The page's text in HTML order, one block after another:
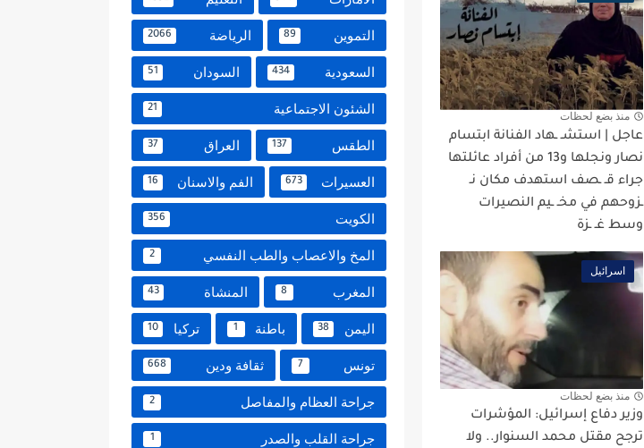
منذ بضع لحظات
عاجل | استشـ ـهاد الفنانة ابتسام
نصار ونجلها و13 من أفراد عائلتها
جراء قـ ـصف استهدف مكان نـ
ـزوحهم في مخـ ـيم النصيرات
وسط غـ ـزة
اسرائيل
منذ بضع لحظات
وزير دفاع إسرائيل: المؤشرات
ترجح مقتل محمد السنوار.. ولا
التموين 89 الرياضة 2066
السعودية 434 السودان 51
الشئون الاجتماعية 21
الطقس 137 العراق 37
العسيرات 673 الفم والاسنان 16
الكويت 356
المخ والاعصاب والطب النفسي 2
المغرب 8 المنشاة 43
اليمن 38 باطنة 1 تركيا 10
تونس 7 ثقافة ودين 668
جراحة العظام والمفاصل 2
جراحة القلب والصدر 1